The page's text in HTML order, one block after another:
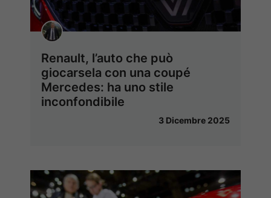
Renault, l’auto che può
giocarsela con una coupé
Mercedes: ha uno stile
inconfondibile
3 Dicembre 2025